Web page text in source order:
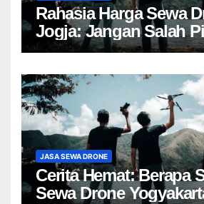
Rahasia Harga Sewa
Jogja: Jangan Salah
JASA SEWA DRONE
Cerita Hemat: Berapa
Sewa Drone